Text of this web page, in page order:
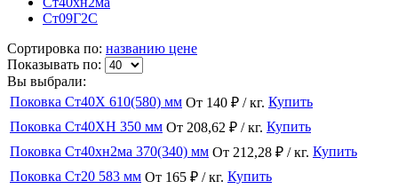
Ст09Г2С
Сортировка по: названию цене
Показывать по:
Вы выбрали:
Поковка Ст40Х 610(580) мм От 140 ₽ / кг. Купить
Поковка Ст40ХН 350 мм От 208,62 ₽ / кг. Купить
Поковка Ст40хн2ма 370(340) мм От 212,28 ₽ / кг. Купить
Поковка Ст20 583 мм От 165 ₽ / кг. Купить